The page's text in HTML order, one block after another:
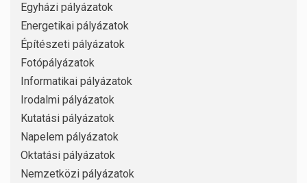
Egyházi pályázatok
Energetikai pályázatok
Építészeti pályázatok
Fotópályázatok
Informatikai pályázatok
Irodalmi pályázatok
Kutatási pályázatok
Napelem pályázatok
Oktatási pályázatok
Nemzetközi pályázatok